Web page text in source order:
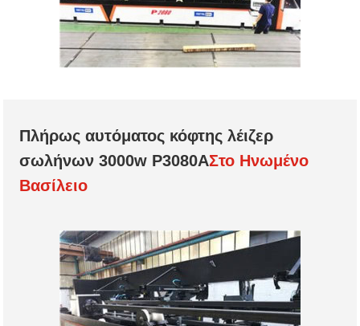
Πλήρως αυτόματος κόφτης λέιζερ
σωλήνων 3000w P3080AΣτο Ηνωμένο
Βασίλειο